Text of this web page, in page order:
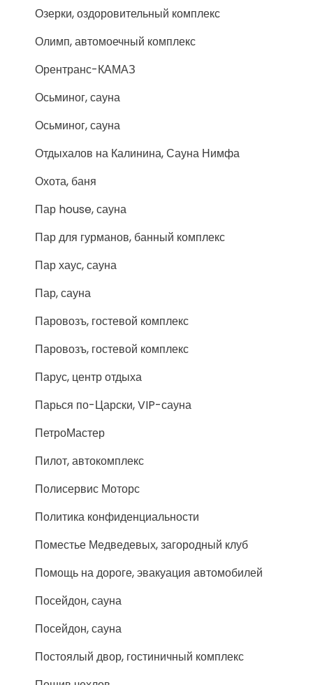
Озерки, оздоровительный комплекс
Олимп, автомоечный комплекс
Орентранс-КАМАЗ
Осьминог, сауна
Осьминог, сауна
Отдыхалов на Калинина, Сауна Нимфа
Охота, баня
Пар house, сауна
Пар для гурманов, банный комплекс
Пар хаус, сауна
Пар, сауна
Паровозъ, гостевой комплекс
Паровозъ, гостевой комплекс
Парус, центр отдыха
Парься по-Царски, VIP-сауна
ПетроМастер
Пилот, автокомплекс
Полисервис Моторс
Политика конфиденциальности
Поместье Медведевых, загородный клуб
Помощь на дороге, эвакуация автомобилей
Посейдон, сауна
Посейдон, сауна
Постоялый двор, гостиничный комплекс